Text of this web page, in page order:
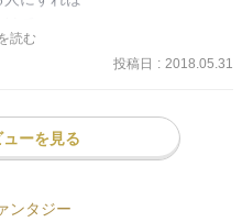
目も
たら…な落ち。
ですが。
言いたくなるほど
読む
投稿日 : 2018.05.31
ーを見る
ンタジー